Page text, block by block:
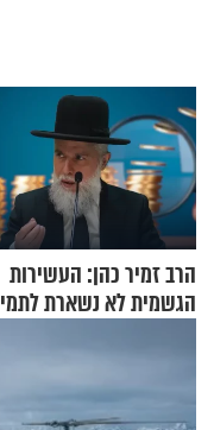
הרב זמיר כהן: העשירות
הגשמית לא נשארת